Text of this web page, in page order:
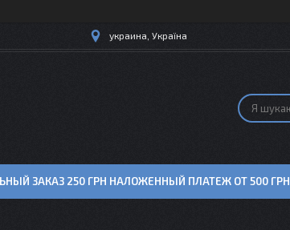
украина, Україна
ЗАКАЗ 250 ГРН НАЛОЖЕННЫЙ ПЛАТЕЖ ОТ 500 ГРН